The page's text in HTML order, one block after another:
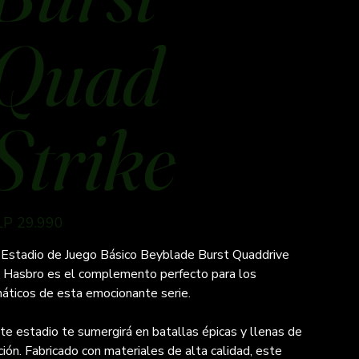
29.990
de Juego Básico Beyblade Burst Quaddrive
Hasbro es el complemento perfecto para los
de esta emocionante serie.
estadio te sumergirá en batallas épicas y llenas de
Fabricado con materiales de alta calidad, este